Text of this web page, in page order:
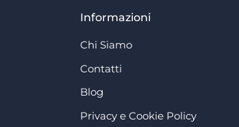
Informazioni
Chi Siamo
Contatti
Blog
Privacy e Cookie Policy